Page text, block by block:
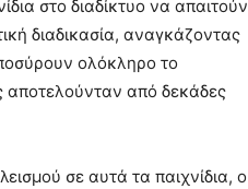
στο διαδίκτυο να απαιτούν
διαδικασία, αναγκάζοντας
ολόκληρο το
αποτελούνταν από δεκάδες
σε αυτά τα παιχνίδια, ο